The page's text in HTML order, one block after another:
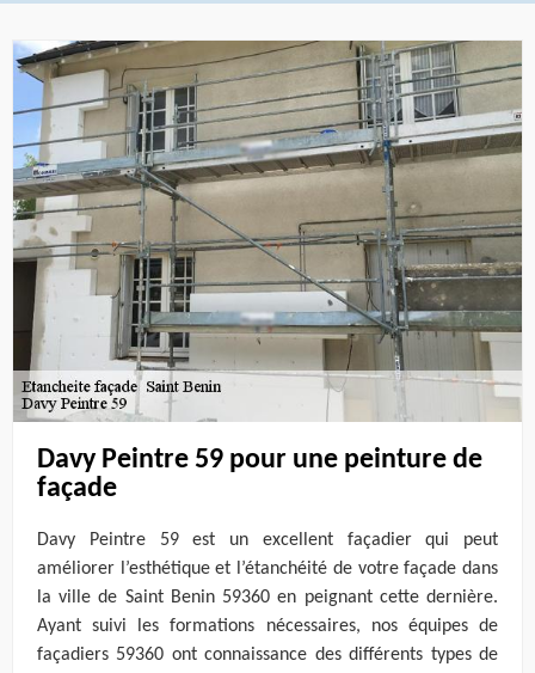
Davy Peintre 59 pour une peinture de
façade
Davy Peintre 59 est un excellent façadier qui peut
améliorer l’esthétique et l’étanchéité de votre façade dans
la ville de Saint Benin 59360 en peignant cette dernière.
Ayant suivi les formations nécessaires, nos équipes de
façadiers 59360 ont connaissance des différents types de